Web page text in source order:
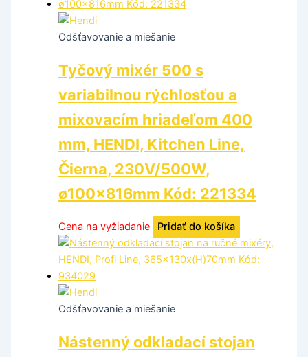
Odšťavovanie a miešanie
Tyčový mixér 500 s
variabilnou rýchlosťou a
mixovacím hriadeľom 400
mm, HENDI, Kitchen Line,
Čierna, 230V/500W,
ø100x816mm Kód: 221334
Cena na vyžiadanie Pridať do košíka
Odšťavovanie a miešanie
Nástenný odkladací stojan